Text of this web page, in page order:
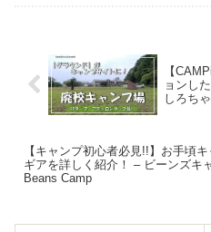
【
ョンし
しろち
【キャンプ初心者必見!!】お手頃
ギアを詳しく紹介！ – ビーンズキ
Beans Camp